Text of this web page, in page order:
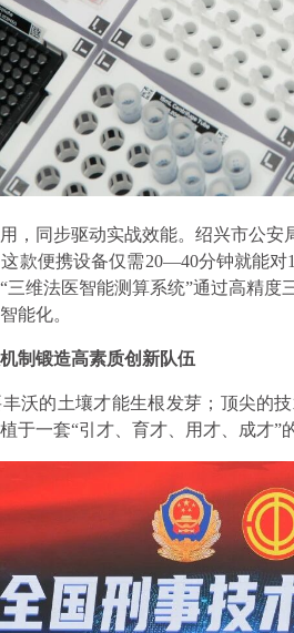
，同步驱动实战效能。绍兴市公
款便携设备仅需20—40分钟就能
三维法医智能测算系统”通过高精度
能化。
制锻造高素质创新队伍
沃的土壤才能生根发芽；顶尖的
于一套“引才、育才、用才、成才”